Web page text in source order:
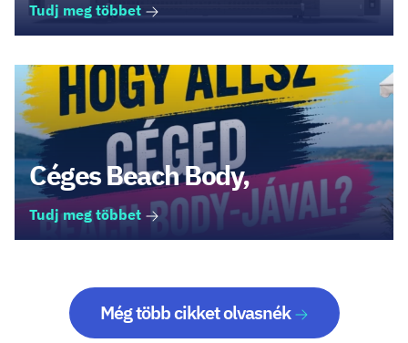
Tudj meg többet
Céges Beach Body,
Tudj meg többet
Még több cikket olvasnék